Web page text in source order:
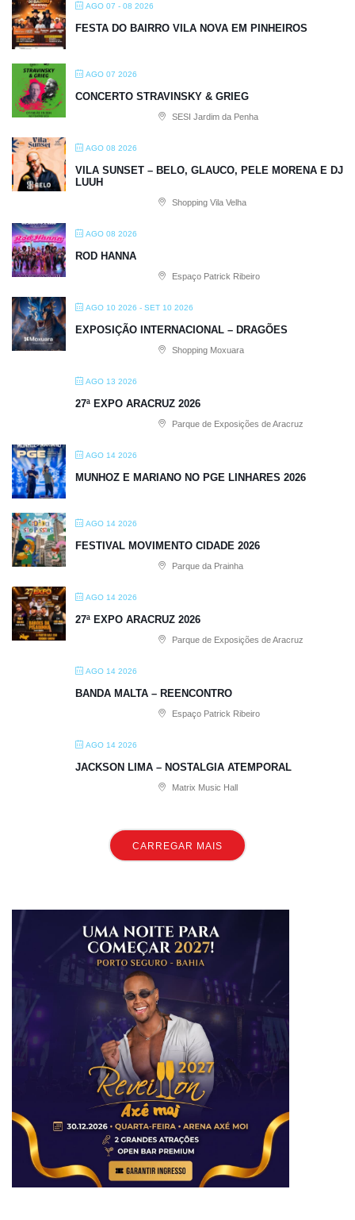
AGO 07 - 08 2026
FESTA DO BAIRRO VILA NOVA EM PINHEIROS
AGO 07 2026
CONCERTO STRAVINSKY & GRIEG
SESI Jardim da Penha
AGO 08 2026
VILA SUNSET – BELO, GLAUCO, PELE MORENA E DJ
LUUH
Shopping Vila Velha
AGO 08 2026
ROD HANNA
Espaço Patrick Ribeiro
AGO 10 2026 - SET 10 2026
EXPOSIÇÃO INTERNACIONAL – DRAGÕES
Shopping Moxuara
AGO 13 2026
27ª EXPO ARACRUZ 2026
Parque de Exposições de Aracruz
AGO 14 2026
MUNHOZ E MARIANO NO PGE LINHARES 2026
AGO 14 2026
FESTIVAL MOVIMENTO CIDADE 2026
Parque da Prainha
AGO 14 2026
27ª EXPO ARACRUZ 2026
Parque de Exposições de Aracruz
AGO 14 2026
BANDA MALTA – REENCONTRO
Espaço Patrick Ribeiro
AGO 14 2026
JACKSON LIMA – NOSTALGIA ATEMPORAL
Matrix Music Hall
CARREGAR MAIS